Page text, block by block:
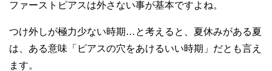
ファーストピアスは外さない事が基本ですよね。
つけ外しが極力少ない時期…と考えると、夏休みがある夏
は、ある意味「ピアスの穴をあけるいい時期」だとも言え
ます。